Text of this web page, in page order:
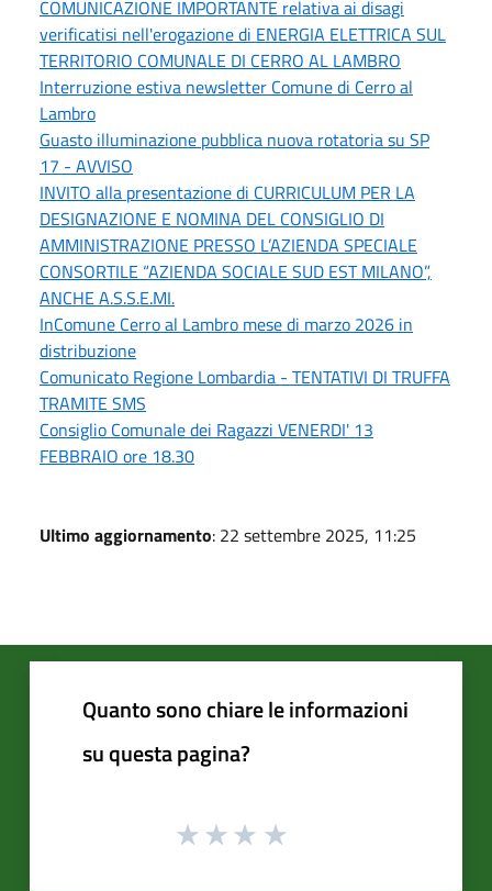
COMUNICAZIONE IMPORTANTE relativa ai disagi
verificatisi nell'erogazione di ENERGIA ELETTRICA SUL
TERRITORIO COMUNALE DI CERRO AL LAMBRO
Interruzione estiva newsletter Comune di Cerro al
Lambro
Guasto illuminazione pubblica nuova rotatoria su SP
17 - AVVISO
INVITO alla presentazione di CURRICULUM PER LA
DESIGNAZIONE E NOMINA DEL CONSIGLIO DI
AMMINISTRAZIONE PRESSO L’AZIENDA SPECIALE
CONSORTILE “AZIENDA SOCIALE SUD EST MILANO”,
ANCHE A.S.S.E.MI.
InComune Cerro al Lambro mese di marzo 2026 in
distribuzione
Comunicato Regione Lombardia - TENTATIVI DI TRUFFA
TRAMITE SMS
Consiglio Comunale dei Ragazzi VENERDI' 13
FEBBRAIO ore 18.30
Ultimo aggiornamento: 22 settembre 2025, 11:25
Quanto sono chiare le informazioni
su questa pagina?